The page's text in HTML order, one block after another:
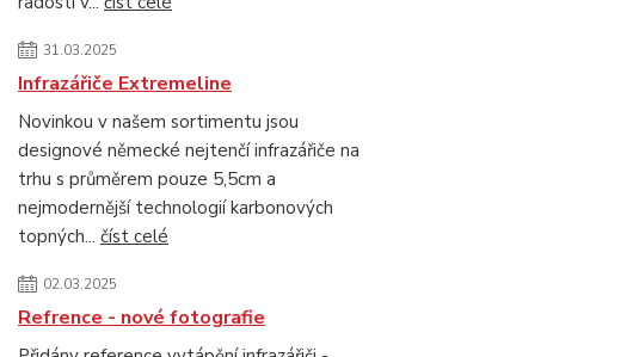
31.03.2025
Infrazářiče Extremeline
Novinkou v našem sortimentu jsou
designové německé nejtenčí infrazářiče na
trhu s průměrem pouze 5,5cm a
nejmodernější technologií karbonových
topných... číst celé
02.03.2025
Refrence - nové fotografie